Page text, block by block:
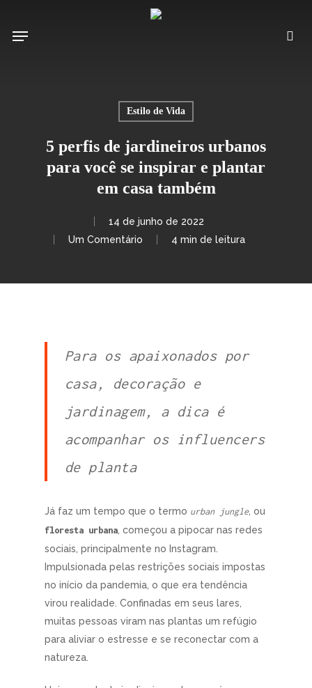
Menu
Estilo de Vida
5 perfis de jardineiros urbanos
para você se inspirar e plantar
em casa também
14 de junho de 2022
Um Comentário
4 min de leitura
Para os apaixonados por
casa, decoração e
jardinagem, a dica é
acompanhar os influencers
de planta
Já faz um tempo que o termo urban jungle, ou
floresta urbana , começou a pipocar nas redes
sociais, principalmente no Instagram.
Impulsionada pelas restrições sociais impostas
no início da pandemia, o que era tendência
virou realidade. Confinadas em seus lares,
muitas pessoas viram nas plantas um refúgio
para aliviar o estresse e se reconectar com a
natureza.